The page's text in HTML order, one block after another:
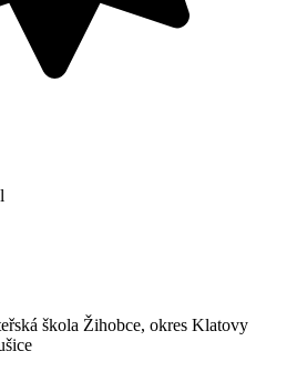
škola Žihobce, okres Klatovy